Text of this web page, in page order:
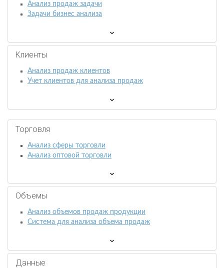
Анализ продаж задачи
Задачи бизнес анализа
Клиенты
Анализ продаж клиентов
Учет клиентов для анализа продаж
Торговля
Анализ сферы торговли
Анализ оптовой торговли
Объемы
Анализ объемов продаж продукции
Система для анализа объема продаж
Данные